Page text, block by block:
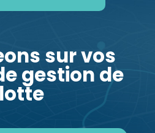
sur vos
gestion de